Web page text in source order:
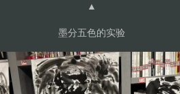
▲
墨分五色的实验